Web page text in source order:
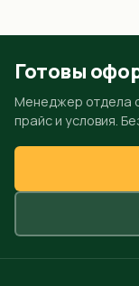
Готовы
Менеджер отдела
прайс и условия.